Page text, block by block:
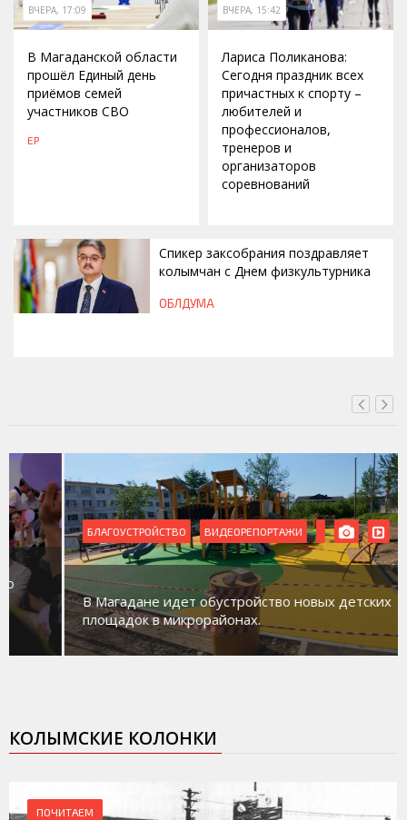
ВЧЕРА, 17:09
В Магаданской области
прошёл Единый день
приёмов семей
участников СВО
ЕР
ВЧЕРА, 15:42
Лариса Поликанова:
Сегодня праздник всех
причастных к спорту –
любителей и
профессионалов,
тренеров и
организаторов
соревнований
Спикер заксобрания поздравляет
колымчан с Днем физкультурника
ОБЛДУМА
БЛАГОУСТРОЙСТВО ВИДЕОРЕПОРТАЖИ
В Магадане идет обустройство новых детских
площадок в микрорайонах.
КОЛЫМСКИЕ КОЛОНКИ
ПОЧИТАЕМ